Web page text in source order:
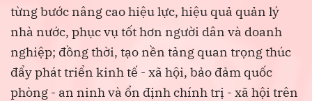
từng bước nâng cao hiệu lực, hiệu quả quản lý
nhà nước, phục vụ tốt hơn người dân và doanh
nghiệp; đồng thời, tạo nền tảng quan trọng thúc
đẩy phát triển kinh tế - xã hội, bảo đảm quốc
phòng - an ninh và ổn định chính trị - xã hội trên